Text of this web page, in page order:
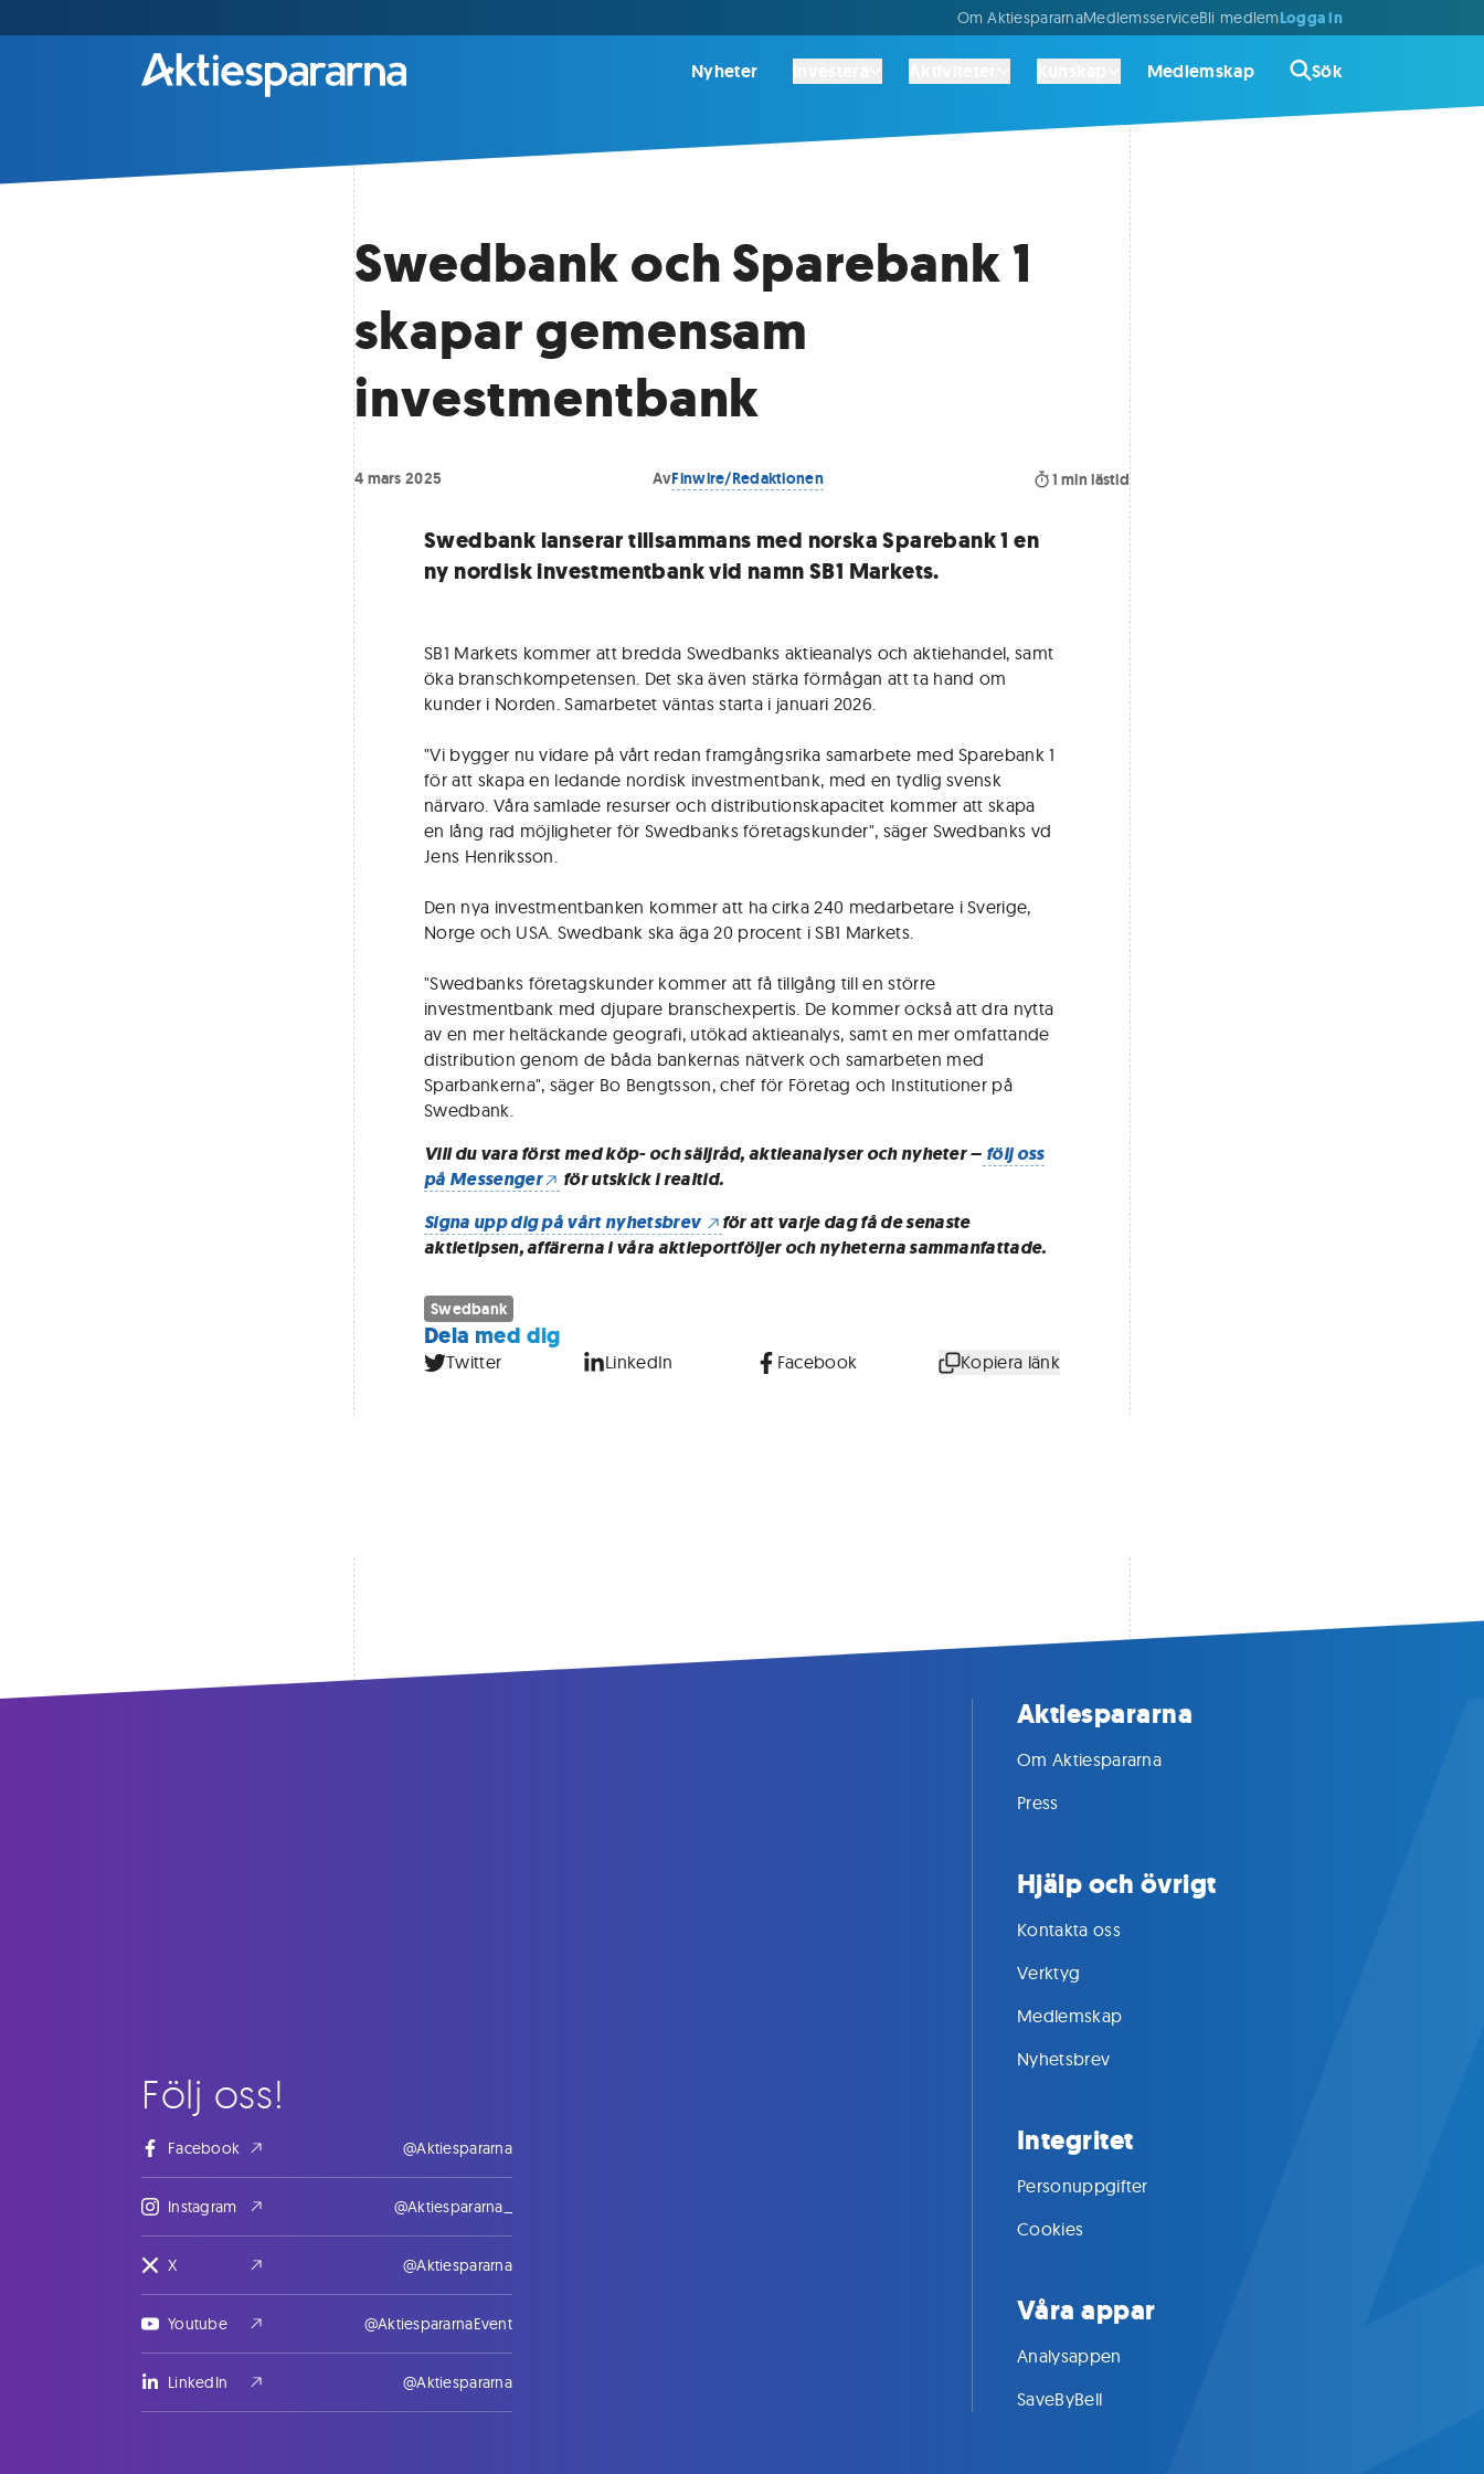
Om AktiespararnaMedlemsserviceBli medlemLogga in
Nyheter Medlemskap Sök
Swedbank och Sparebank 1
skapar gemensam
investmentbank
4 mars 2025 AvFinwire/Redaktionen 1 min lästid
Swedbank lanserar tillsammans med norska Sparebank 1 en
ny nordisk investmentbank vid namn SB1 Markets.
SB1 Markets kommer att bredda Swedbanks aktieanalys och aktiehandel, samt
öka branschkompetensen. Det ska även stärka förmågan att ta hand om
kunder i Norden. Samarbetet väntas starta i januari 2026.
"Vi bygger nu vidare på vårt redan framgångsrika samarbete med Sparebank 1
för att skapa en ledande nordisk investmentbank, med en tydlig svensk
närvaro. Våra samlade resurser och distributionskapacitet kommer att skapa
en lång rad möjligheter för Swedbanks företagskunder", säger Swedbanks vd
Jens Henriksson.
Den nya investmentbanken kommer att ha cirka 240 medarbetare i Sverige,
Norge och USA. Swedbank ska äga 20 procent i SB1 Markets.
"Swedbanks företagskunder kommer att få tillgång till en större
investmentbank med djupare branschexpertis. De kommer också att dra nytta
av en mer heltäckande geografi, utökad aktieanalys, samt en mer omfattande
distribution genom de båda bankernas nätverk och samarbeten med
Sparbankerna", säger Bo Bengtsson, chef för Företag och Institutioner på
Swedbank.
Vill du vara först med köp- och säljråd, aktieanalyser och nyheter – följ oss
på Messenger
för utskick i realtid.
Signa upp dig på vårt nyhetsbrev
för att varje dag få de senaste
aktietipsen, affärerna i våra aktieportföljer och nyheterna sammanfattade.
Swedbank
Dela med dig
Twitter LinkedIn Facebook Kopiera länk
Följ oss!
Facebook @Aktiespararna
Instagram @Aktiespararna_
X @Aktiespararna
Youtube @AktiespararnaEvent
LinkedIn @Aktiespararna
Aktiespararna
Om Aktiespararna
Press
Hjälp och övrigt
Kontakta oss
Verktyg
Medlemskap
Nyhetsbrev
Integritet
Personuppgifter
Cookies
Våra appar
Analysappen
SaveByBell